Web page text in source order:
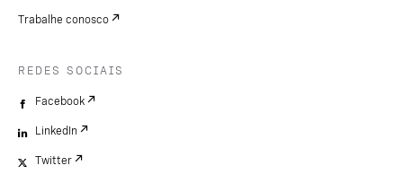
Trabalhe conosco
REDES SOCIAIS
Facebook
LinkedIn
Twitter